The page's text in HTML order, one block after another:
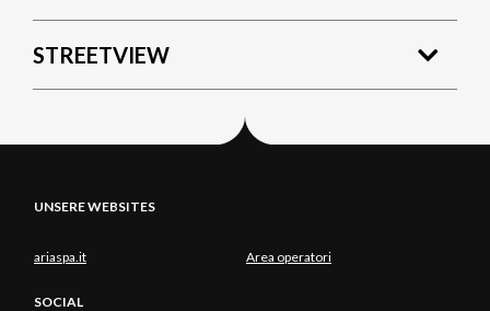
STREETVIEW
UNSERE WEBSITES
ariaspa.it Area operatori
SOCIAL